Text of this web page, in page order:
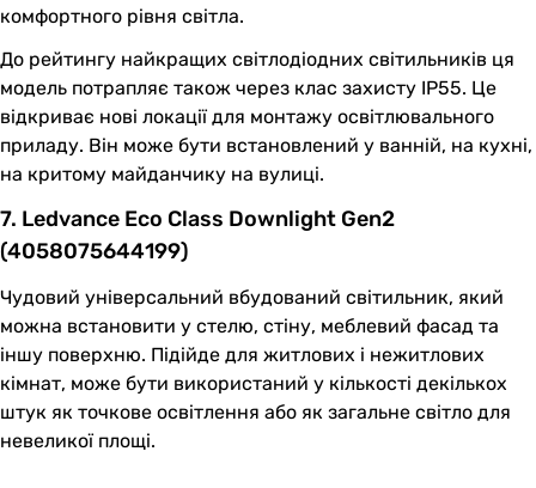
комфортного рівня світла.
До рейтингу найкращих світлодіодних світильників ця
модель потрапляє також через клас захисту IP55. Це
відкриває нові локації для монтажу освітлювального
приладу. Він може бути встановлений у ванній, на кухні,
на критому майданчику на вулиці.
7. Ledvance Eco Class Downlight Gen2
(4058075644199)
Чудовий універсальний вбудований світильник, який
можна встановити у стелю, стіну, меблевий фасад та
іншу поверхню. Підійде для житлових і нежитлових
кімнат, може бути використаний у кількості декількох
штук як точкове освітлення або як загальне світло для
невеликої площі.